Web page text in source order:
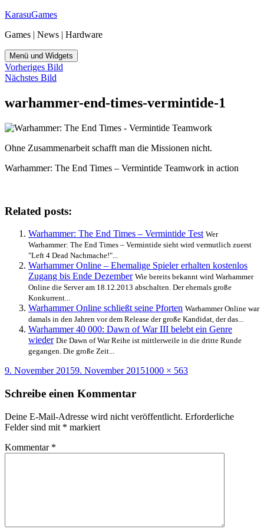
Zum
springen
KarasuGames
Games | News | Hardware
Menü und Widgets
Vorheriges Bild
Nächstes Bild
warhammer-end-times-vermintide-1
Ohne Zusammenarbeit schafft man die Missionen nicht.
Warhammer: The End Times – Vermintide Teamwork in action
Related posts:
Warhammer: The End Times – Vermintide Test Wer
Warhammer: The End Times – Vermintide sieht wird vermutlich zuerst
"Left 4 Dead Nachmache!"...
Warhammer Online – Ehemalige Spieler erhalten kostenlos
Zugang bis Ende Dezember Wie bereits bekannt wird Warhammer
Online die Server am 18.12.2013 abschalten. Der ehemals große
Konkurrent...
Warhammer Online schließt seine Pforten Warhammer Online war
damals in den Jahren vor dem Release der große Kandidat, der das...
Warhammer 40 000: Dawn of War III belebt ein Genre
wieder Die Dawn of War Reihe ist mittlerweile in die dritte Runde
gegangen. Die große Zeit...
Veröffentlicht
9. November 20159. November 2015Originalgröße
1000 × 563
Schreibe einen Kommentar
Deine E-Mail-Adresse wird nicht veröffentlicht. Erforderliche
Felder sind mit * markiert
Kommentar *